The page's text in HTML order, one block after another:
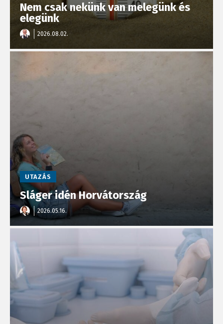
Nem csak nekünk van melegünk és
elegünk
2026.08.02.
UTAZÁS
Sláger idén Horvátország
2026.05.16.